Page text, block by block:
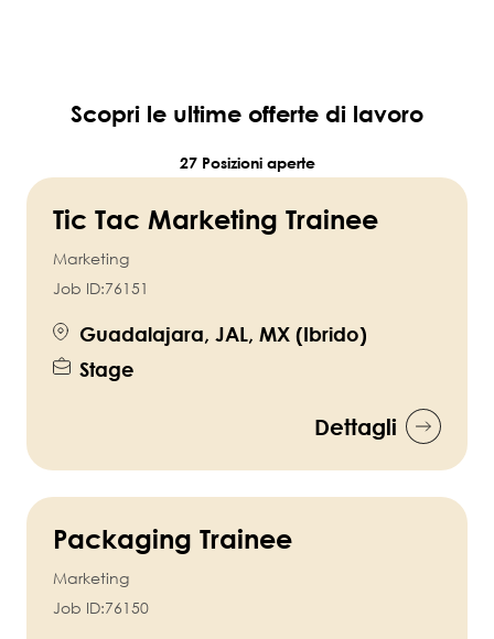
Scopri le ultime offerte di lavoro
27 Posizioni aperte
Tic Tac Marketing Trainee
Marketing
Job ID:76151
Guadalajara, JAL, MX (Ibrido)
Stage
Dettagli
Packaging Trainee
Marketing
Job ID:76150